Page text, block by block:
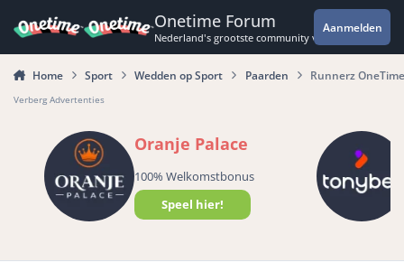
Onetime Forum
Nederland's grootste community voor de
Aanmelden
Home Sport Wedden op Sport Paarden Runnerz
Verberg Advertenties
Oranje Palace
100% Welkomstbonus
Speel hier!